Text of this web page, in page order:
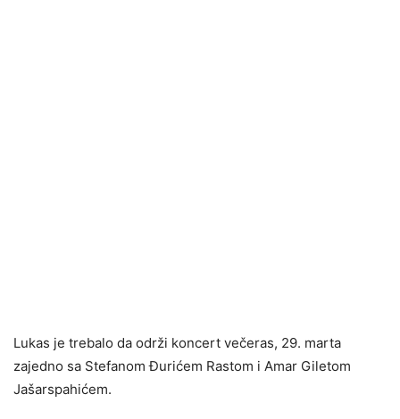
Lukas je trebalo da održi koncert večeras, 29. marta
zajedno sa Stefanom Đurićem Rastom i Amar Giletom
Jašarspahićem.